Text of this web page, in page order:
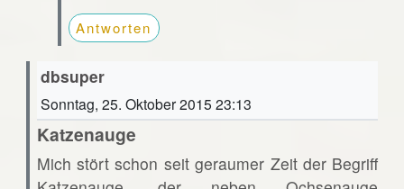
Antworten
dbsuper
Sonntag, 25. Oktober 2015 23:13
Katzenauge
Mich stört schon seit geraumer Zeit der Begriff